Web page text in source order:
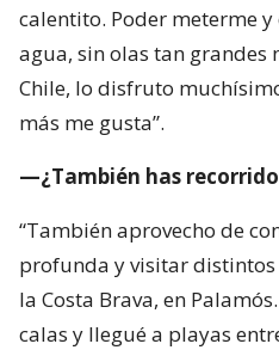
calentito. Poder meterme
agua, sin olas tan grandes
Chile, lo disfruto
más me gusta”.
—¿También has
“También aprovecho de
profunda y visitar distintos
la Costa Brava, en
calas y llegué a playas